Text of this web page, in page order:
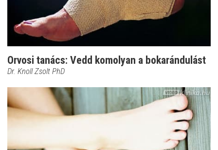
Orvosi tanács: Vedd komolyan a bokarándulást
Dr. Knoll Zsolt PhD